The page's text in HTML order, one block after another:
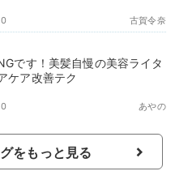
古賀令奈
です！美髪自慢の美容ライタ
ケア改善テク
あやの
をもっと見る